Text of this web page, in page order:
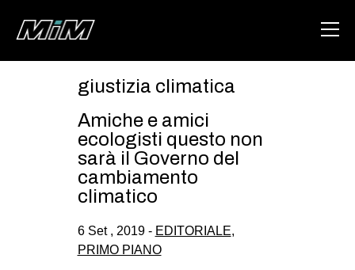
ABOUT
AREA
DEGENERAZIONE
GAZA FREESTYLE
CSOA LAMBRETTA
giustizia climatica
Amiche e amici
ecologisti questo non
sarà il Governo del
cambiamento
climatico
6 Set , 2019 - EDITORIALE,
PRIMO PIANO